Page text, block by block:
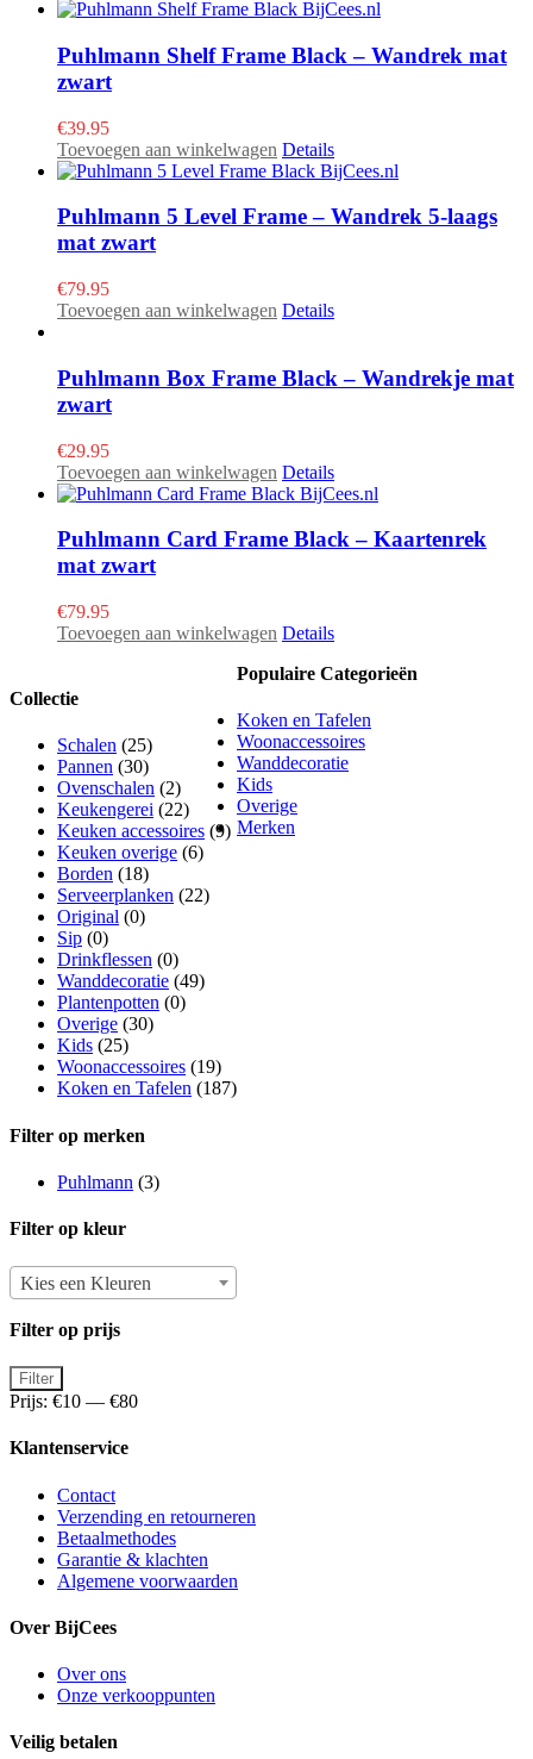
Puhlmann Shelf Frame Black – Wandrek mat
zwart
€39.95
Toevoegen aan winkelwagen Details
Puhlmann 5 Level Frame – Wandrek 5-laags
mat zwart
€79.95
Toevoegen aan winkelwagen Details
Puhlmann Box Frame Black – Wandrekje mat
zwart
€29.95
Toevoegen aan winkelwagen Details
Puhlmann Card Frame Black – Kaartenrek
mat zwart
€79.95
Toevoegen aan winkelwagen Details
Collectie
Schalen (25)
Pannen (30)
Ovenschalen (2)
Keukengerei (22)
Keuken accessoires (9)
Keuken overige (6)
Borden (18)
Serveerplanken (22)
Original (0)
Sip (0)
Drinkflessen (0)
Wanddecoratie (49)
Plantenpotten (0)
Overige (30)
Kids (25)
Woonaccessoires (19)
Koken en Tafelen (187)
Filter op merken
Puhlmann (3)
Filter op kleur
Kies een Kleuren
Filter op prijs
Min.
prijs
Max.
prijs
Filter
Prijs: €10 — €80
Populaire Categorieën
Koken en Tafelen
Woonaccessoires
Wanddecoratie
Kids
Overige
Merken
Klantenservice
Contact
Verzending en retourneren
Betaalmethodes
Garantie & klachten
Algemene voorwaarden
Over BijCees
Over ons
Onze verkooppunten
Veilig betalen